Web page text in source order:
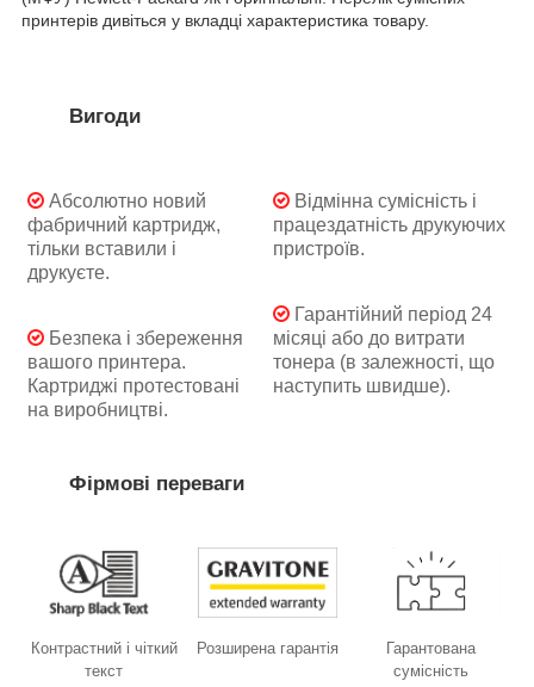
принтерів дивіться у вкладці характеристика товару.
Вигоди
Абсолютно новий
фабричний картридж,
тільки вставили і
друкуєте.
Безпека і збереження
вашого принтера.
Картриджі протестовані
на виробництві.
Відмінна сумісність і
працездатність друкуючих
пристроїв.
Гарантійний період 24
місяці або до витрати
тонера (в залежності, що
наступить швидше).
Фірмові переваги
Контрастний і чіткий
текст
Розширена гарантія
Гарантована
сумісність